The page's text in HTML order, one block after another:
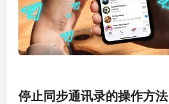
停止同步通讯录的操作方法